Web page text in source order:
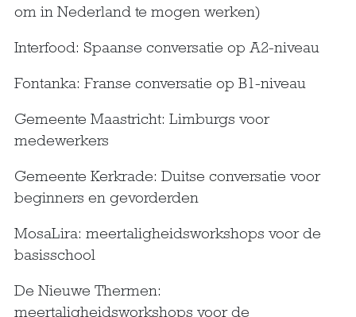
om in Nederland te mogen werken)
Interfood: Spaanse conversatie op A2-niveau
Fontanka: Franse conversatie op B1-niveau
Gemeente Maastricht: Limburgs voor
medewerkers
Gemeente Kerkrade: Duitse conversatie voor
beginners en gevorderden
MosaLira: meertaligheidsworkshops voor de
basisschool
De Nieuwe Thermen:
meertaligheidsworkshops voor de